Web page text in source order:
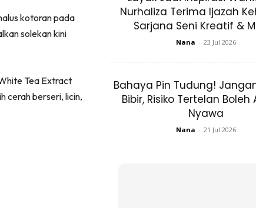
kotoran pada
solekan kini
Tea Extract
cerah berseri, licin,
Nurhaliza Terima Ijazah
Sarjana Seni Kreatif &
Nana - 23 Jul 2026
Bahaya Pin Tudung!
Bibir, Risiko Tertelan
Nyawa
Nana - 21 Jul 2026